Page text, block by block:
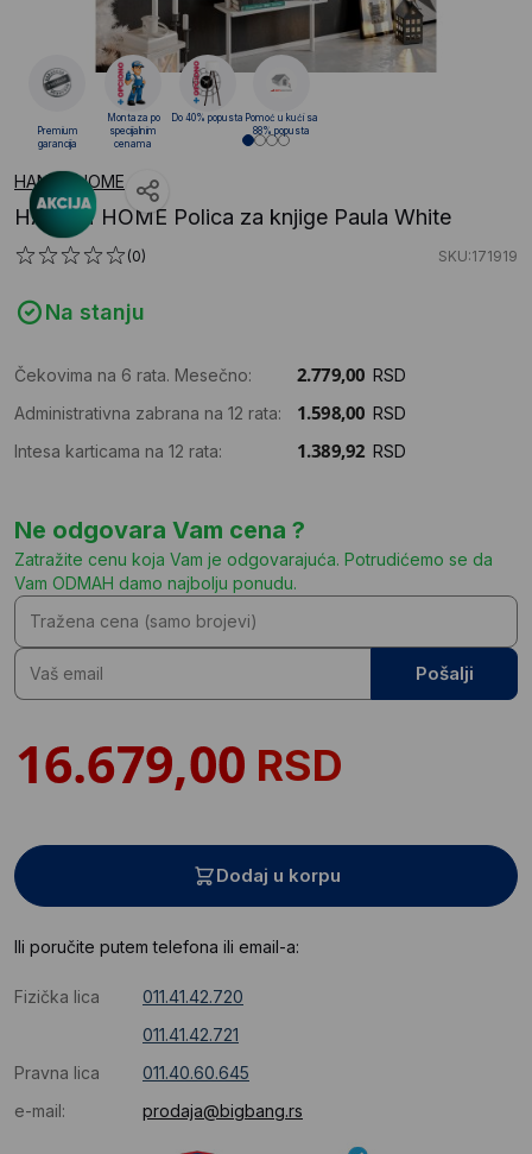
HANAH HOME
HANAH HOME Polica za knjige Paula White
(0) SKU:171919
Na stanju
Čekovima na 6 rata. Mesečno:
RSD
Administrativna zabrana na 12 rata:
RSD
Intesa karticama na 12 rata:
RSD
Ne odgovara Vam cena ?
Zatražite cenu koja Vam je odgovarajuća. Potrudićemo se da
Vam ODMAH damo najbolju ponudu.
Pošalji
RSD
Dodaj u korpu
Ili poručite putem telefona ili email-a:
Fizička lica
011.41.42.720
011.41.42.721
Pravna lica
011.40.60.645
e-mail:
prodaja@bigbang.rs
Premium
garancija
Montaza po
specijalnim
cenama
Do 40% popusta Pomoć u kući sa
88% popusta